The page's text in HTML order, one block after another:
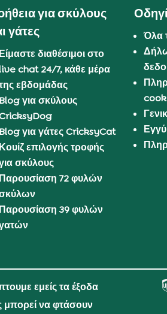
για σκύλους
γάτες
Είμαστε διαθέσιμοι στο
chat 24/7, κάθε μέρα
εβδομάδας
Blog για σκύλους
Blog για γάτες CricksyCat
Κουίζ επιλογής τροφής
σκύλους
Παρουσίαση 72 φυλών
Παρουσίαση 39 φυλών
Όλα
εμείς τα έξοδα
μπορεί να φτάσουν